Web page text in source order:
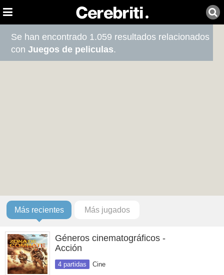
Se han encontrado 1.059 resultados relacionados
conJuegos de peliculas.
Más recientes Más jugados
Géneros cinematográficos -
Acción
4 partidas Cine